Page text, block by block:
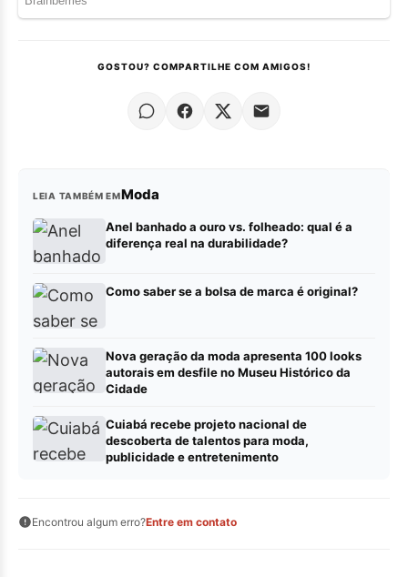
GOSTOU? COMPARTILHE COM AMIGOS!
LEIA TAMBÉM EMModa
Anel banhado a ouro vs. folheado: qual é a
diferença real na durabilidade?
Como saber se a bolsa de marca é original?
Nova geração da moda apresenta 100 looks
autorais em desfile no Museu Histórico da
Cidade
Cuiabá recebe projeto nacional de
descoberta de talentos para moda,
publicidade e entretenimento
Encontrou algum erro?Entre em contato